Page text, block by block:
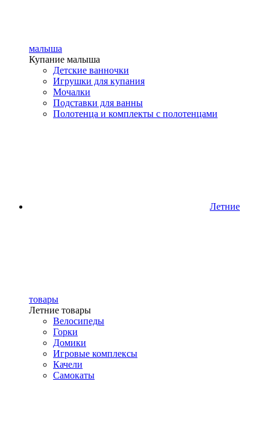
малыша
Купание малыша
Детские ванночки
Игрушки для купания
Мочалки
Подставки для ванны
Полотенца и комплекты с полотенцами
Летние
товары
Летние товары
Велосипеды
Горки
Домики
Игровые комплексы
Качели
Самокаты